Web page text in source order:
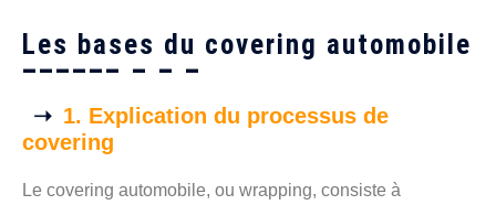
Les bases du covering automobile
1. Explication du processus de
covering
Le covering automobile, ou wrapping, consiste à